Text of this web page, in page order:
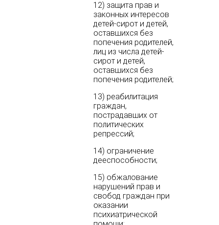
12) защита прав и
законных интересов
детей-сирот и детей,
оставшихся без
попечения родителей,
лиц из числа детей-
сирот и детей,
оставшихся без
попечения родителей;
13) реабилитация
граждан,
пострадавших от
политических
репрессий;
14) ограничение
дееспособности;
15) обжалование
нарушений прав и
свобод граждан при
оказании
психиатрической